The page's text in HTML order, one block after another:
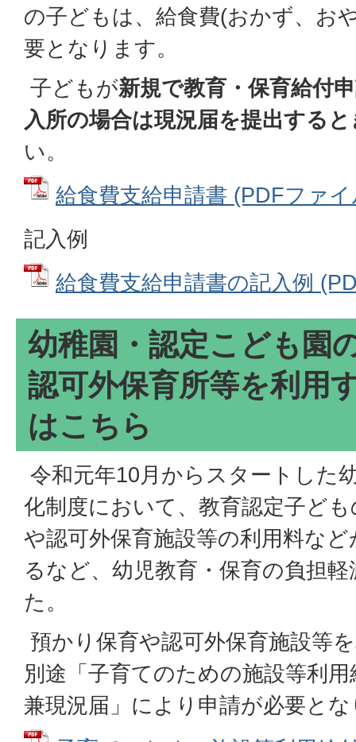
の子どもは、給食費(おかず、お
要となります。
子どもが新規で教育・保育給付
入所の場合は現況届を提出すると
い。
給食費支給申請書 (PDFファ
記入例
給食費支給申請書の記入例
幼稚園・認定こども園
認可外保育所等を利用
はこちら
令和元年10月からスタートした
化制度において、教育認定子ど
や認可外保育施設等の利用料な
るなど、幼児教育・保育の負担
た。
預かり保育や認可外保育施設等
別途「子育てのための施設等利
兼現況届」により申請が必要と